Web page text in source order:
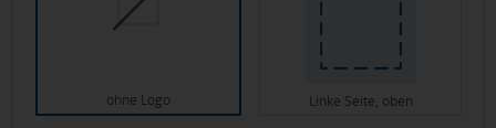
ohne Logo Linke Seite, oben